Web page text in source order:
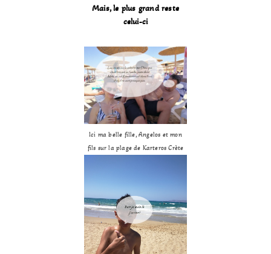
Mais, le plus grand reste
celui-ci
Ici ma belle fille, Angelos et mon
fils sur la plage de Karteros Crète